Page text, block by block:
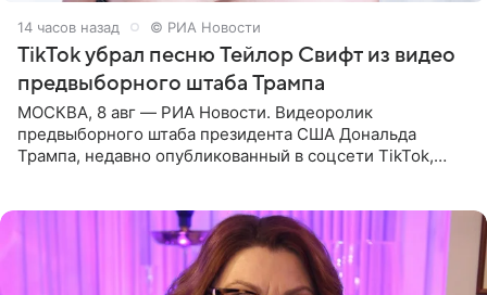
14 часов назад © РИА Новости
TikTok убрал песню Тейлор Свифт из видео
предвыборного штаба Трампа
МОСКВА, 8 авг — РИА Новости. Видеоролик
предвыборного штаба президента США Дональда
Трампа, недавно опубликованный в соцсети TikTok,